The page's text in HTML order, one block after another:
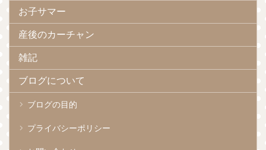
お子サマー
産後のカーチャン
雑記
ブログについて
ブログの目的
プライバシーポリシー